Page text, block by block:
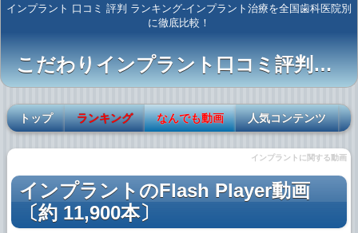
インプラント 口コミ 評判 ランキング-インプラント治療を全国歯科医院別
に徹底比較！
こだわりインプラント口コミ評判情報｜史上最強のDr.NAVI
トップ ランキング なんでも動画 人気コンテンツ
インプラントに関する動画
インプラントのFlash Player動画
〔約 11,900本〕